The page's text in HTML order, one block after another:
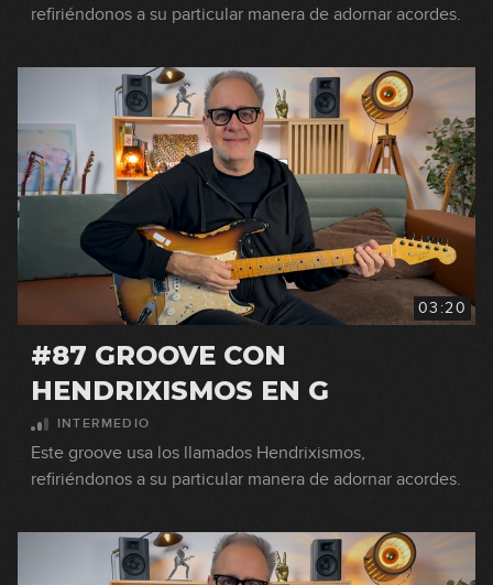
refiriéndonos a su particular manera de adornar acordes.
03:20
#87 GROOVE CON
HENDRIXISMOS EN G
INTERMEDIO
Este groove usa los llamados Hendrixismos,
refiriéndonos a su particular manera de adornar acordes.